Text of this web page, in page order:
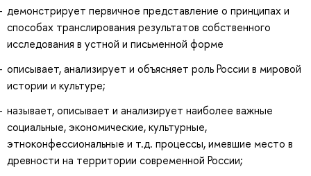
демонстрирует первичное представление о принципах и
способах транслирования результатов собственного
исследования в устной и письменной форме
описывает, анализирует и объясняет роль России в мировой
истории и культуре;
называет, описывает и анализирует наиболее важные
социальные, экономические, культурные,
этноконфессиональные и т.д. процессы, имевшие место в
древности на территории современной России;